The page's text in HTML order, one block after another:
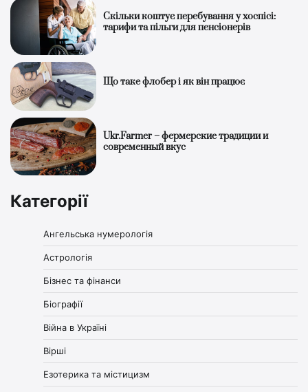
Скільки коштує перебування у хоспісі:
тарифи та пільги для пенсіонерів
Що таке флобер і як він працює
Ukr.Farmer – фермерские традиции и
современный вкус
Категорії
Ангельська нумерологія
Астрологія
Бізнес та фінанси
Біографії
Війна в Україні
Вірші
Езотерика та містицизм